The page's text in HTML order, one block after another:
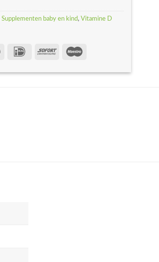
Supplementen baby en kind, Vitamine D